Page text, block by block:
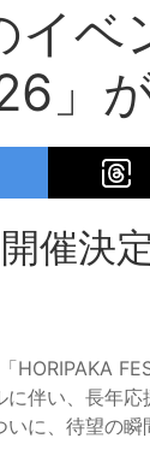
ベ
」
催決定
HORIPAKA
伴い、長年
に、待望の瞬